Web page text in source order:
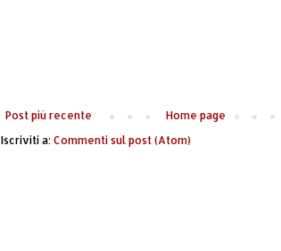
Post più recente
Home page
Iscriviti a: Commenti sul post (Atom)